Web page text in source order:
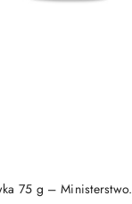
75 g – Ministerstwo.